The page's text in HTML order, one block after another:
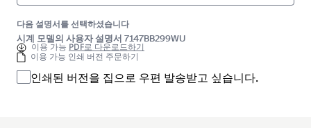
다음 설명서를 선택하셨습니다
시계 모델의 사용자 설명서 7147BB299WU
이용 가능 PDF로 다운로드하기
이용 가능 인쇄 버전 주문하기
인쇄된 버전을 집으로 우편 발송받고 싶습니다.